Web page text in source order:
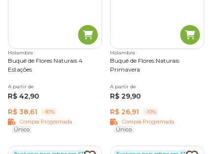
Holambra
Buquê de Flores Naturais 4
Estações
A partir de
R$ 42,90
R$ 38,61
-10%
Compra Programada
Único
Holambra
Buquê de Flores Naturais
Primavera
A partir de
R$ 29,90
R$ 26,91
-10%
Compra Programada
Único